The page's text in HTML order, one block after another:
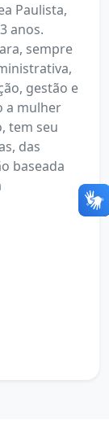
Paulista,
anos.
sempre
gestão e
a mulher
tem seu
das
baseada